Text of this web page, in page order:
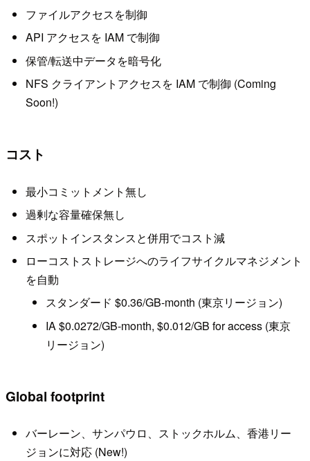
ファイルアクセスを制御
API アクセスを IAM で制御
保管/転送中データを暗号化
NFS クライアントアクセスを IAM で制御 (Coming
Soon!)
コスト
最小コミットメント無し
過剰な容量確保無し
スポットインスタンスと併用でコスト減
ローコストストレージへのライフサイクルマネジメント
を自動
スタンダード $0.36/GB-month (東京リージョン)
IA $0.0272/GB-month, $0.012/GB for access (東京
リージョン)
Global footprint
バーレーン、サンパウロ、ストックホルム、香港リー
ジョンに対応 (New!)